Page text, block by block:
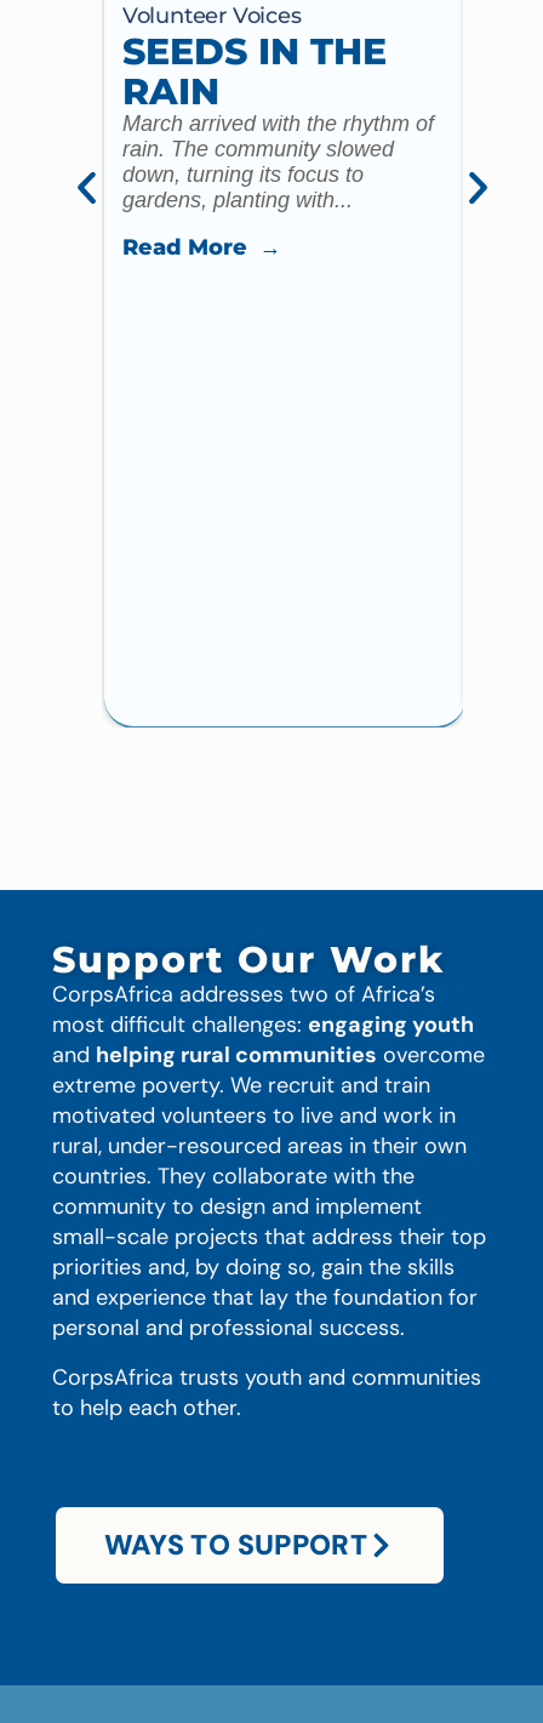
Volunteer Voices
SEEDS IN THE
RAIN
March arrived with the rhythm of
rain. The community slowed
down, turning its focus to
gardens, planting with...
Read More →
Support Our Work
CorpsAfrica addresses two of Africa’s
most difficult challenges: engaging youth
and helping rural communities overcome
extreme poverty. We recruit and train
motivated volunteers to live and work in
rural, under-resourced areas in their own
countries. They collaborate with the
community to design and implement
small-scale projects that address their top
priorities and, by doing so, gain the skills
and experience that lay the foundation for
personal and professional success.
CorpsAfrica trusts youth and communities
to help each other.
WAYS TO SUPPORT